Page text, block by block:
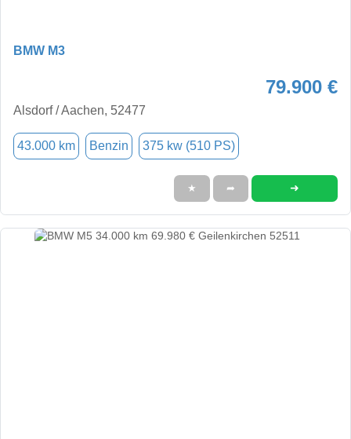
BMW M3
79.900 €
Alsdorf / Aachen, 52477
43.000 km Benzin 375 kw (510 PS)
★ ➦ ➜